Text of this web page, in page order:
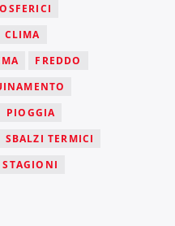
CLIMA
FREDDO
PIOGGIA
SBALZI TERMICI
STAGIONI